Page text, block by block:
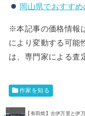
岡山県でおすす
※本記事の価格情報
により変動する可能
は、専門家による査
作家を知る
【有田焼】古伊万里と伊